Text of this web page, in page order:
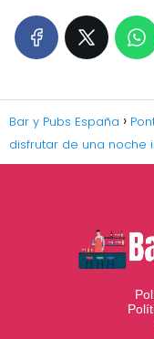
Bar y Pubs España
disfrutar de una noche